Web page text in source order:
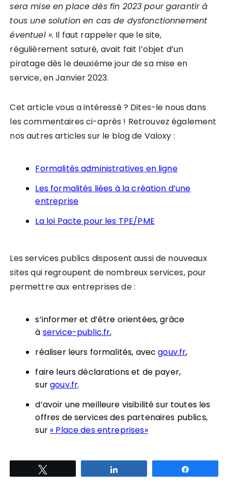
sera mise en place dès fin 2023 pour garantir à
tous une solution en cas de dysfonctionnement
éventuel ». Il faut rappeler que le site,
régulièrement saturé, avait fait l’objet d’un
piratage dès le deuxième jour de sa mise en
service, en Janvier 2023.
Cet article vous a intéressé ? Dites-le nous dans
les commentaires ci-après ! Retrouvez également
nos autres articles sur le blog de Valoxy :
Formalités administratives en ligne
Les formalités liées à la création d’une
entreprise
La loi Pacte pour les TPE/PME
Les services publics disposent aussi de nouveaux
sites qui regroupent de nombreux services, pour
permettre aux entreprises de :
s’informer et d’être orientées, grâce
à service-public.fr,
réaliser leurs formalités, avecgouv.fr,
faire leurs déclarations et de payer,
surgouv.fr.
d’avoir une meilleure visibilité sur toutes les
offres de services des partenaires publics,
sur « Place des entreprises»